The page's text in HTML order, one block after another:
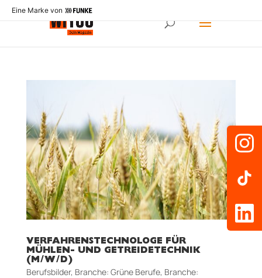
Eine Marke von
VERFAHRENSTECHNOLOGE FÜR
MÜHLEN- UND GETREIDETECHNIK
(M/W/D)
Berufsbilder, Branche: Grüne Berufe, Branche: